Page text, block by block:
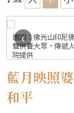
圖說：佛光山印尼
聲供養大眾，傳遞
院提供
‹
藍月映照
和平